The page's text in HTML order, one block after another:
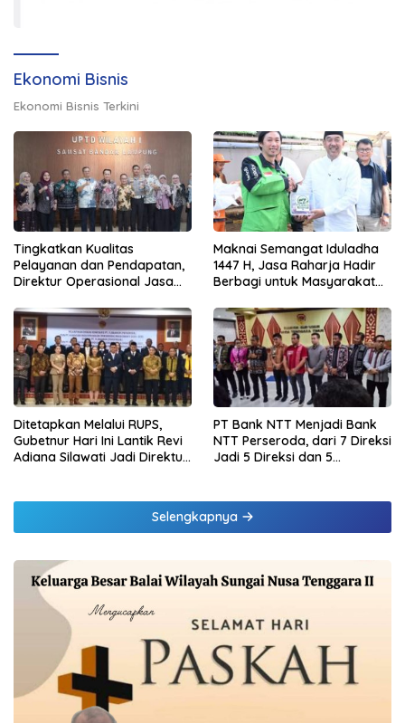
Ekonomi Bisnis
Ekonomi Bisnis Terkini
Tingkatkan Kualitas
Pelayanan dan Pendapatan,
Direktur Operasional Jasa
di Lampung dan Tinjau
Samsat Rajabasa
Maknai Semangat Iduladha
1447 H, Jasa Raharja Hadir
Berbagi untuk Masyarakat
Daging Kurban
Ditetapkan Melalui RUPS,
Gubetnur Hari Ini Lantik Revi
Adiana Silawati Jadi Direktur
PT Bank NTT Menjadi Bank
NTT Perseroda, dari 7 Direksi
Jadi 5 Direksi dan 5
Selengkapnya